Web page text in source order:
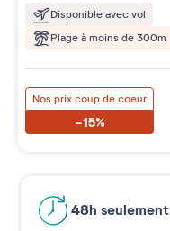
Disponible avec vol
Plage à moins de 300m
Nos prix coup de coeur
-15%
48h seulement